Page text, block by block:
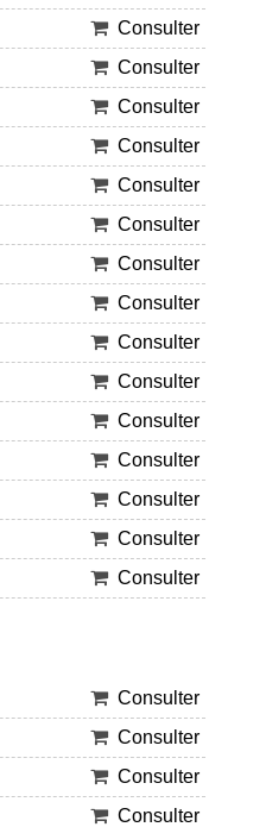
Consulter
Consulter
Consulter
Consulter
Consulter
Consulter
Consulter
Consulter
Consulter
Consulter
Consulter
Consulter
Consulter
Consulter
Consulter
Consulter
Consulter
Consulter
Consulter